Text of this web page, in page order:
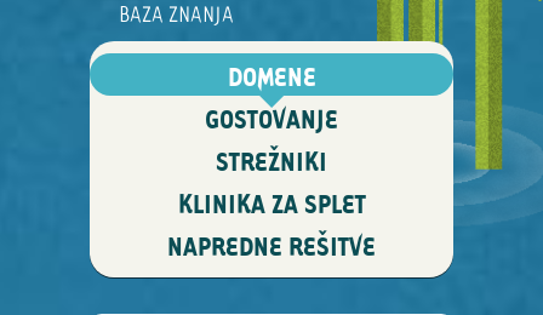
BAZA ZNANJA
DOMENE
GOSTOVANJE
STREŽNIKI
KLINIKA ZA SPLET
NAPREDNE REŠITVE